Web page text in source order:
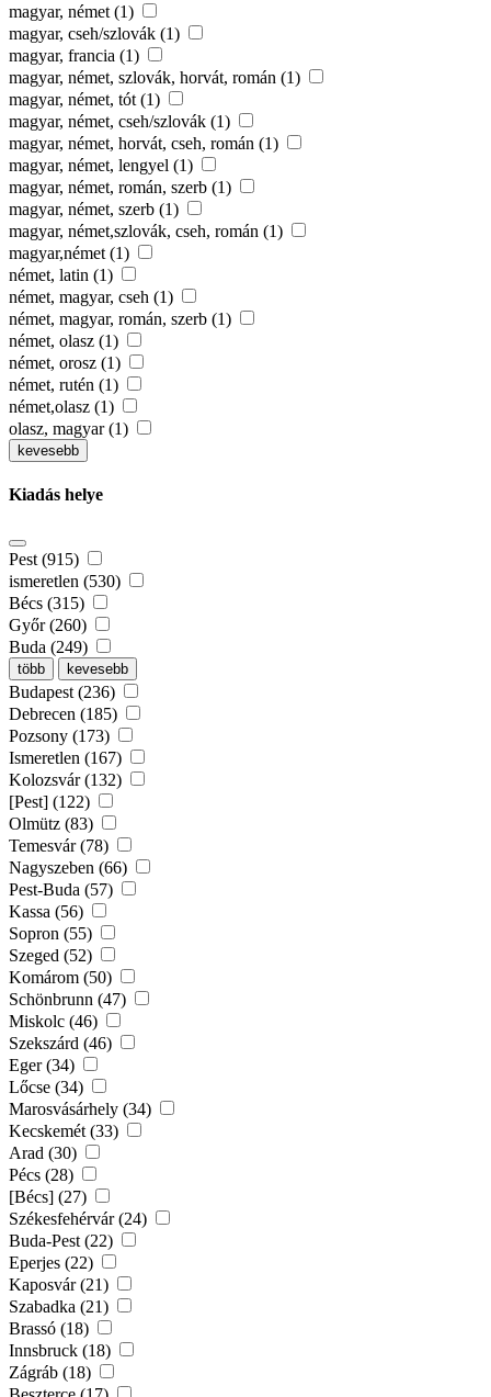
magyar, német (1)
magyar, cseh/szlovák (1)
magyar, francia (1)
magyar, német, szlovák, horvát, román (1)
magyar, német, tót (1)
magyar, német, cseh/szlovák (1)
magyar, német, horvát, cseh, román (1)
magyar, német, lengyel (1)
magyar, német, román, szerb (1)
magyar, német, szerb (1)
magyar, német,szlovák, cseh, román (1)
magyar,német (1)
német, latin (1)
német, magyar, cseh (1)
német, magyar, román, szerb (1)
német, olasz (1)
német, orosz (1)
német, rutén (1)
német,olasz (1)
olasz, magyar (1)
kevesebb
Kiadás helye
Pest (915)
ismeretlen (530)
Bécs (315)
Győr (260)
Buda (249)
több kevesebb
Budapest (236)
Debrecen (185)
Pozsony (173)
Ismeretlen (167)
Kolozsvár (132)
[Pest] (122)
Olmütz (83)
Temesvár (78)
Nagyszeben (66)
Pest-Buda (57)
Kassa (56)
Sopron (55)
Szeged (52)
Komárom (50)
Schönbrunn (47)
Miskolc (46)
Szekszárd (46)
Eger (34)
Lőcse (34)
Marosvásárhely (34)
Kecskemét (33)
Arad (30)
Pécs (28)
[Bécs] (27)
Székesfehérvár (24)
Buda-Pest (22)
Eperjes (22)
Kaposvár (21)
Szabadka (21)
Brassó (18)
Innsbruck (18)
Zágráb (18)